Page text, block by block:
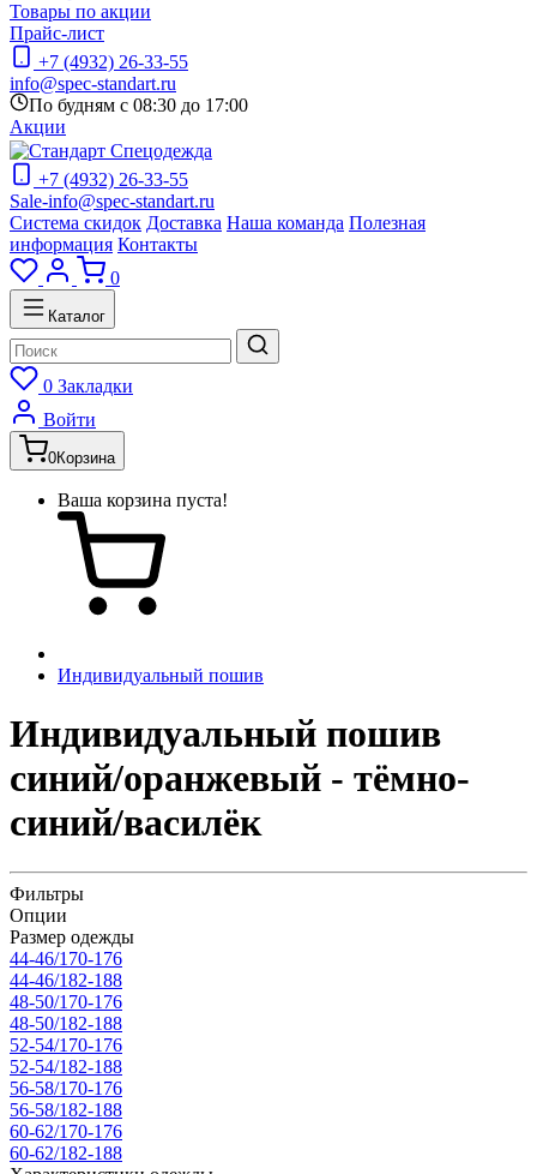
Товары по акции
Прайс-лист
+7 (4932) 26-33-55
info@spec-standart.ru
По будням с 08:30 до 17:00
Акции
+7 (4932) 26-33-55
Sale-info@spec-standart.ru
Система скидок Доставка Наша команда Полезная
информация Контакты
0
Каталог
0 Закладки
Войти
0Корзина
Ваша корзина пуста!
Индивидуальный пошив
Индивидуальный пошив
синий/оранжевый - тёмно-
синий/василёк
Фильтры
Опции
Размер одежды
44-46/170-176
44-46/182-188
48-50/170-176
48-50/182-188
52-54/170-176
52-54/182-188
56-58/170-176
56-58/182-188
60-62/170-176
60-62/182-188